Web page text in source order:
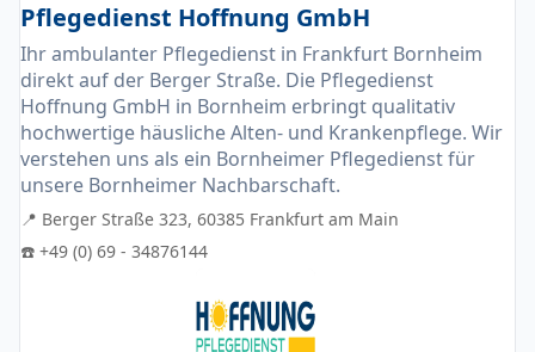
Pflegedienst Hoffnung GmbH
Ihr ambulanter Pflegedienst in Frankfurt Bornheim
direkt auf der Berger Straße. Die Pflegedienst
Hoffnung GmbH in Bornheim erbringt qualitativ
hochwertige häusliche Alten- und Krankenpflege. Wir
verstehen uns als ein Bornheimer Pflegedienst für
unsere Bornheimer Nachbarschaft.
📍 Berger Straße 323, 60385 Frankfurt am Main
☎️ +49 (0) 69 - 34876144